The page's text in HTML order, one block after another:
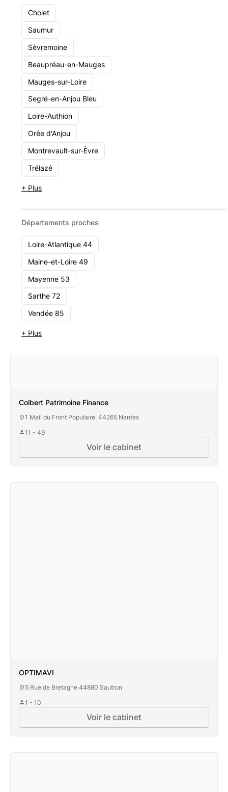
Cholet
Saumur
Sèvremoine
Beaupréau-en-Mauges
Mauges-sur-Loire
Segré-en-Anjou Bleu
Loire-Authion
Orée d'Anjou
Montrevault-sur-Èvre
Trélazé
+ Plus
Départements proches
Loire-Atlantique 44
Maine-et-Loire 49
Mayenne 53
Sarthe 72
Vendée 85
+ Plus
Octopus Patrimoine
8 Bis Boulevard du Maréchal Foch, 49100 Angers
1 - 10
Colbert Patrimoine Finance
1 Mail du Front Populaire, 44265 Nantes
11 - 49
Voir le cabinet
OPTIMAVI
5 Rue de Bretagne 44880 Sautron
1 - 10
Voir le cabinet